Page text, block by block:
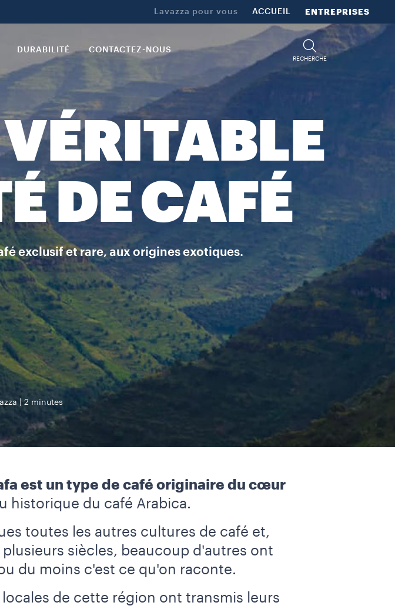
Lavazza pour vous ACCUEIL ENTREPRISES
DURABILITÉ CONTACTEZ-NOUS
RECHERCHE
DE CAFÉ
exclusif et rare, aux origines exotiques.
2 minutes
est un type de café originaire du cœur
historique du café Arabica.
toutes les autres cultures de café et,
siècles, beaucoup d'autres ont
du moins c'est ce qu'on raconte.
de cette région ont transmis leurs